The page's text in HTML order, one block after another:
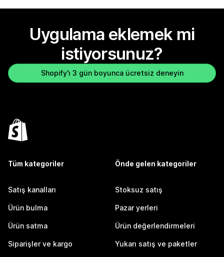
Uygulama eklemek mi
istiyorsunuz?
Shopify'ı 3 gün boyunca ücretsiz deneyin
Tüm kategoriler
Satış kanalları
Ürün bulma
Ürün satma
Siparişler ve kargo
Önde gelen kategoriler
Stoksuz satış
Pazar yerleri
Ürün değerlendirmeleri
Yukarı satış ve paketler